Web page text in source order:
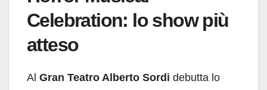
Celebration: lo show più
atteso
Al Gran Teatro Alberto Sordi debutta lo